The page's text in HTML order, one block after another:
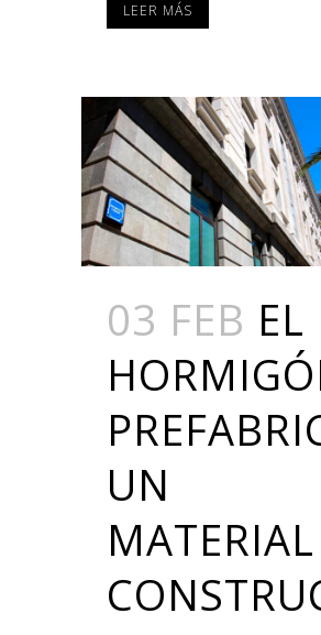
LEER MÁS
03 FEB EL
UN